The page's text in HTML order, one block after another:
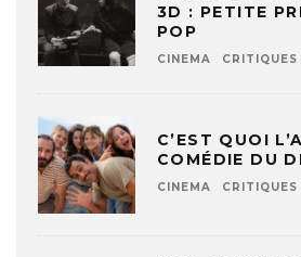
3D : PETITE
POP
CINEMA
C’EST QUOI
COMÉDIE DU
CINEMA